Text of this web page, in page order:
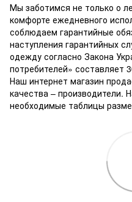
Мы заботимся не только о
комфорте ежедневного
соблюдаем гарантийные
наступления гарантийных
одежду согласно Закона
потребителей» составляет
Наш интернет магазин
качества – производители.
необходимые таблицы